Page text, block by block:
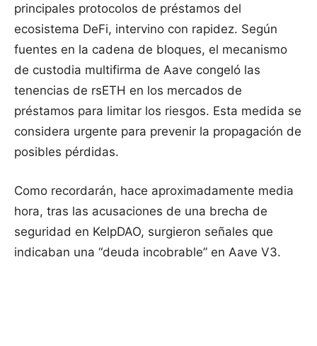
principales protocolos de préstamos del
ecosistema DeFi, intervino con rapidez. Según
fuentes en la cadena de bloques, el mecanismo
de custodia multifirma de Aave congeló las
tenencias de rsETH en los mercados de
préstamos para limitar los riesgos. Esta medida se
considera urgente para prevenir la propagación de
posibles pérdidas.
Como recordarán, hace aproximadamente media
hora, tras las acusaciones de una brecha de
seguridad en KelpDAO, surgieron señales que
indicaban una “deuda incobrable” en Aave V3.